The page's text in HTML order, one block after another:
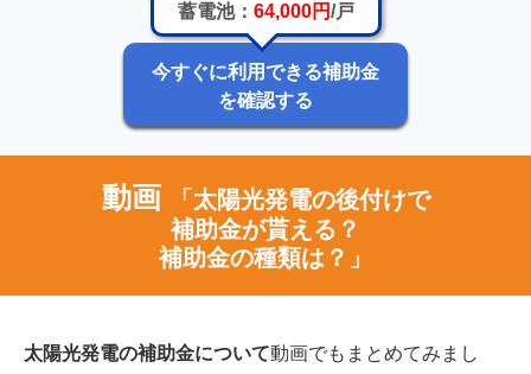
蓄電池： 64,000円/戸
今すぐに利用できる補助金
を確認する
動画
「太陽光発電の後付けで
補助金が貰える？
補助金の種類は？」
太陽光発電の補助金について動画でもまとめてみまし